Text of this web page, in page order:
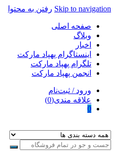
Skip to navigation رفتن به محتوا
صفحه اصلی
وبلاگ
اخبار
اینستاگرام پهپاد مارکت
تلگرام پهپاد مارکت
انجمن پهپاد مارکت
ورود / ثبت‌نام
علاقه مندی(0)
0
پهپاد مارکت
فروش اینترنتی پهپاد fpv مولتی روتور پرینتر سه بعدی